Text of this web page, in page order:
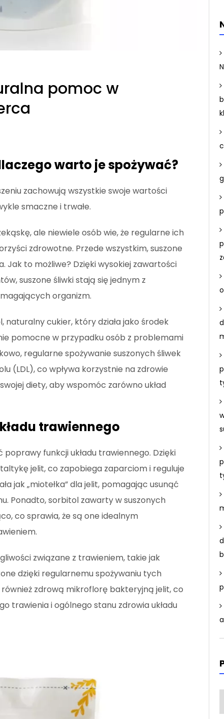
pomoc w
warto je spożywać?
zachowują wszystkie swoje wartości
smaczne i trwałe.
ale niewiele osób wie, że regularne ich
zdrowotne. Przede wszystkim, suszone
Jak to możliwe? Dzięki wysokiej zawartości
suszone śliwki stają się jednym z
organizm.
naturalny cukier, który działa jako środek
pomocne w przypadku osób z problemami
regularne spożywanie suszonych śliwek
(LDL), co wpływa korzystnie na zdrowie
diety, aby wspomóc zarówno układ
trawiennego
funkcji układu trawiennego. Dzięki
jelit, co zapobiega zaparciom i reguluje
jak „miotełka” dla jelit, pomagając usunąć
Ponadto, sorbitol zawarty w suszonych
co sprawia, że są one idealnym
związane z trawieniem, takie jak
dzięki regularnemu spożywaniu tych
zdrową mikroflorę bakteryjną jelit, co
trawienia i ogólnego stanu zdrowia układu